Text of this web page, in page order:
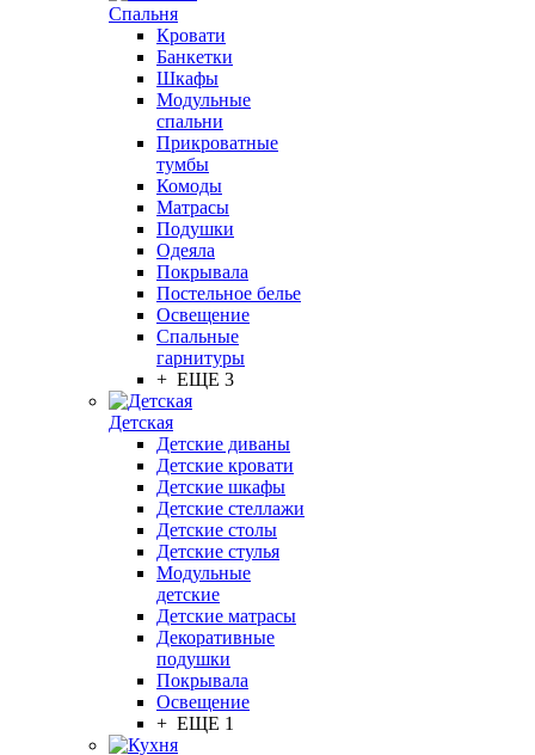
Спальня
Кровати
Банкетки
Шкафы
Модульные
спальни
Прикроватные
тумбы
Комоды
Матрасы
Подушки
Одеяла
Покрывала
Постельное белье
Освещение
Спальные
гарнитуры
+ ЕЩЕ 3
Детская
Детские диваны
Детские кровати
Детские шкафы
Детские стеллажи
Детские столы
Детские стулья
Модульные
детские
Детские матрасы
Декоративные
подушки
Покрывала
Освещение
+ ЕЩЕ 1